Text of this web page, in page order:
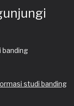
banding
studi banding